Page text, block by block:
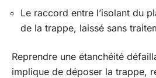
Le raccord entre l’isolant du
de la trappe, laissé sans
Reprendre une étanchéité
implique de déposer la trappe,